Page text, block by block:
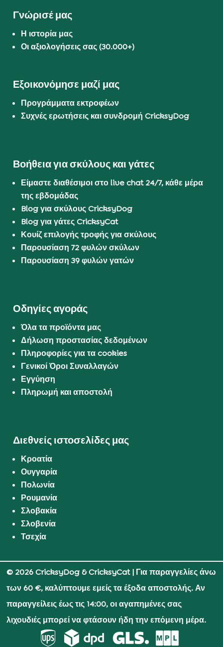
Γνώρισέ μας
Η ιστορία μας
Οι αξιολογήσεις σας (30.000+)
Εξοικονόμησε μαζί μας
Προγράμματα εκτροφέων
Συχνές ερωτήσεις και συνδρομή CricksyDog
Βοήθεια για σκύλους και γάτες
Είμαστε διαθέσιμοι στο live chat 24/7, κάθε μέρα
της εβδομάδας
Blog για σκύλους CricksyDog
Blog για γάτες CricksyCat
Κουίζ επιλογής τροφής για σκύλους
Παρουσίαση 72 φυλών σκύλων
Παρουσίαση 39 φυλών γατών
Οδηγίες αγοράς
Όλα τα προϊόντα μας
Δήλωση προστασίας δεδομένων
Πληροφορίες για τα cookies
Γενικοί Όροι Συναλλαγών
Εγγύηση
Πληρωμή και αποστολή
Διεθνείς ιστοσελίδες μας
Κροατία
Ουγγαρία
Πολωνία
Ρουμανία
Σλοβακία
Σλοβενία
Τσεχία
© 2026 CricksyDog & CricksyCat| Για παραγγελίες άνω
των 60 €, καλύπτουμε εμείς τα έξοδα αποστολής. Αν
παραγγείλεις έως τις 14:00, οι αγαπημένες σας
λιχουδιές μπορεί να φτάσουν ήδη την επόμενη μέρα.